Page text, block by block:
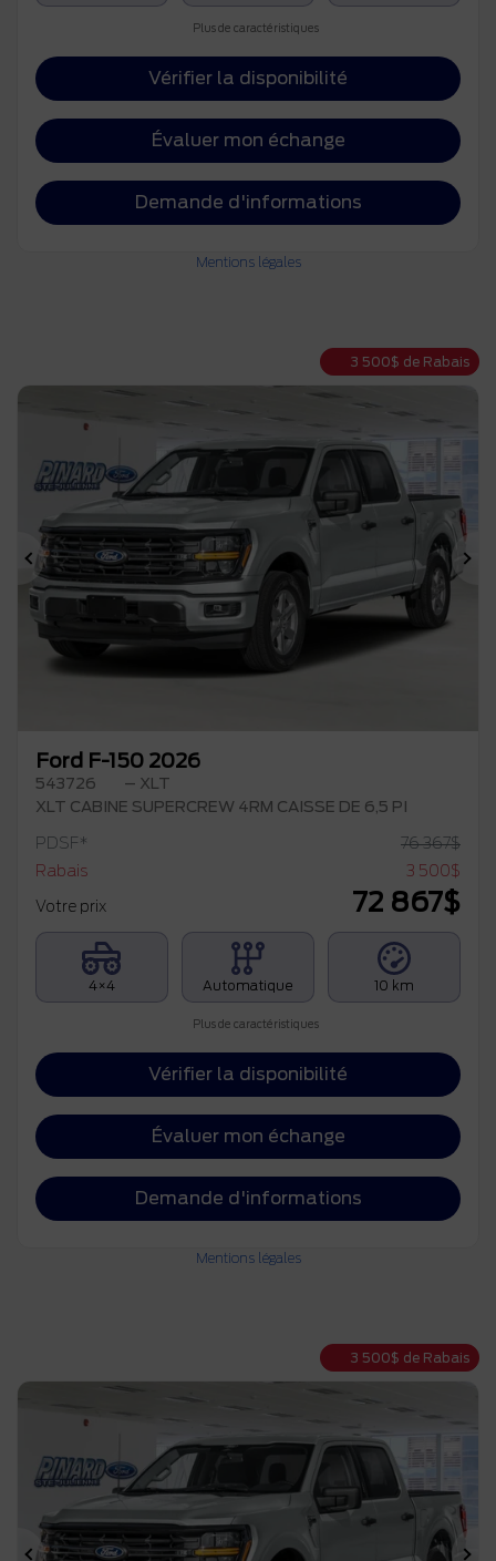
Plus de caractéristiques
Vérifier la disponibilité
Évaluer mon échange
Demande d'informations
Mentions légales
3 500$ de Rabais
Précédent
Ford F-150 2026
543726
– XLT
XLT CABINE SUPERCREW 4RM CAISSE DE 6,5 PI
PDSF* 76 367$
Rabais
3 500$
Votre prix
72 867$
4×4 Automatique 10 km
Plus de caractéristiques
Vérifier la disponibilité
Évaluer mon échange
Demande d'informations
Mentions légales
3 500$ de Rabais